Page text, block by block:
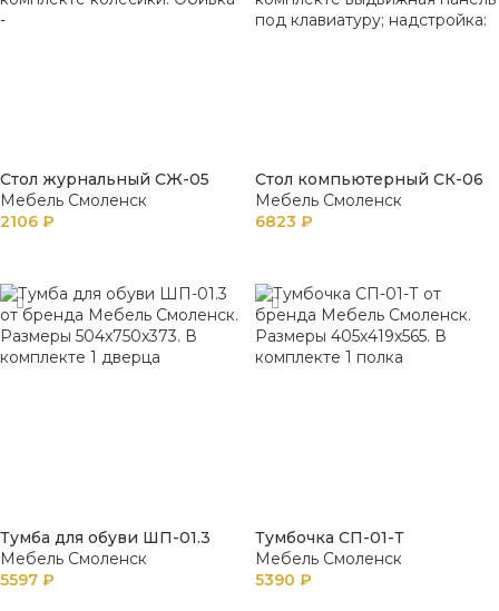
Стол журнальный СЖ-05
Мебель Смоленск
2106 ₽
Стол компьютерный СК-06
Мебель Смоленск
6823 ₽
Тумба для обуви ШП-01.3
Мебель Смоленск
5597 ₽
Тумбочка СП-01-Т
Мебель Смоленск
5390 ₽